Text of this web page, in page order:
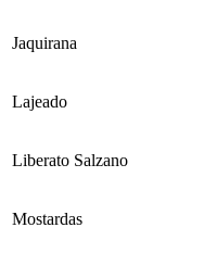
Jaquirana
Lajeado
Liberato Salzano
Mostardas